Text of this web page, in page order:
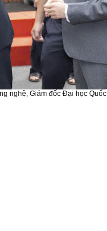
nghệ, Giám đốc Đại học Quốc